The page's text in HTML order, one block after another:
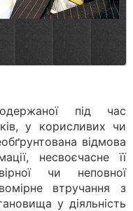
під час
у корисливих чи
відмова
несвоєчасне її
чи неповної
втручання з
у діяльність